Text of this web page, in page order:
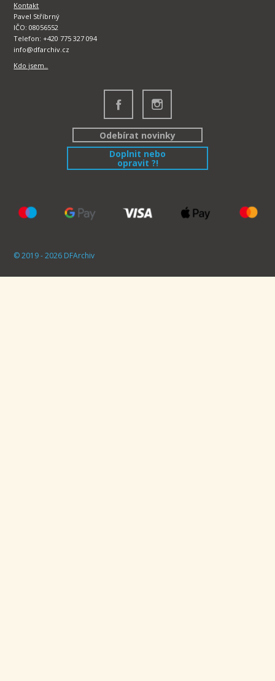
Kontakt
Pavel Stříbrný
IČO: 08056552
Telefon: +420 775 327 094
info@dfarchiv.cz
Kdo jsem..
Odebírat novinky
Doplnit nebo
opravit ?!
© 2019 - 2026 DFArchiv